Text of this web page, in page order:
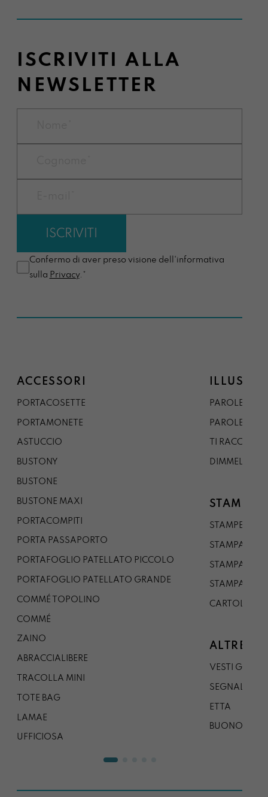
ISCRIVITI ALLA
NEWSLETTER
Confermo di aver preso visione dell'informativa
sulla Privacy.*
ACCESSORI
PORTACOSETTE
PORTAMONETE
ASTUCCIO
BUSTONY
BUSTONE
BUSTONE MAXI
PORTACOMPITI
PORTA PASSAPORTO
PORTAFOGLIO PATELLATO PICCOLO
PORTAFOGLIO PATELLATO GRANDE
COMMÉ TOPOLINO
COMMÉ
ZAINO
ABRACCIALIBERE
TRACOLLA MINI
TOTE BAG
LAMAE
UFFICIOSA
PAROLE DAL
PAROLE DA
TI
DIMMELO
STAMPE
STAMPE A5
STAMPA A3
STAMPA A1
STAMPA A0
CARTOLINA
ALTRE
VESTI
SEGNALIBRO
ETTA
BUONO